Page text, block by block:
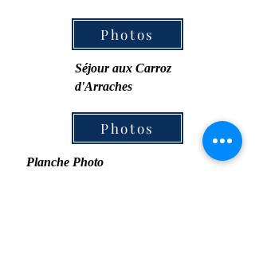
Photos
Séjour aux Carroz
d'Arraches
Photos
Planche Photo